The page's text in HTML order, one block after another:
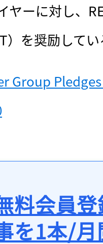
ヤーに対し、
）を奨励して
Group
料会員
を1本/